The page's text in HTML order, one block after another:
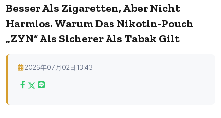
Besser Als Zigaretten, Aber Nicht
Harmlos. Warum Das Nikotin-Pouch
„ZYN“ Als Sicherer Als Tabak Gilt
2026年07月02日 13:43